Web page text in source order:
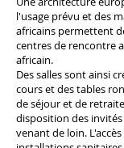
l'usage prévu et des
africains permettent
centres de rencontre
africain.
Des salles sont ainsi
cours et des tables
de séjour et de
disposition des
venant de loin.